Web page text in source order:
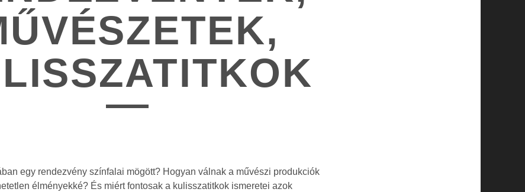
egy rendezvény színfalai mögött? Hogyan válnak a művészi produkciók
élményekké? És miért fontosak a kulisszatitkok ismeretei azok